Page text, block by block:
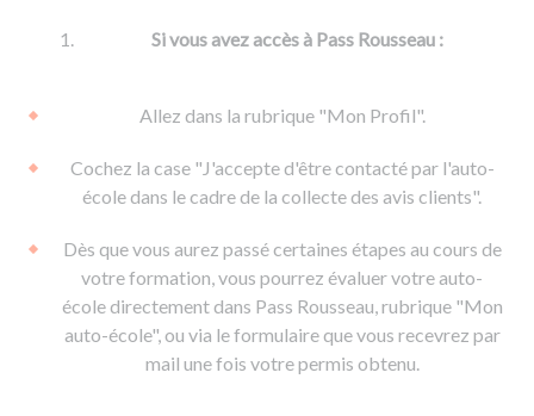
Passer l'ETM
Permis voiture
Permis remorque
Permis & handicap
d'apprentissage
De la conduite en voiture
De la conduite à moto
Voir tous les supports
Formations pro.
Permis poids lourd
Formation FCO
Formation CACES
Devenir enseignant de la conduite
Ressources
Si vous avez accès à Pass Rousseau :
Allez dans la rubrique "Mon Profil".
Cochez la case "J'accepte d'être contacté par l'auto-
école dans le cadre de la collecte des avis clients".
Dès que vous aurez passé certaines étapes au cours de
votre formation, vous pourrez évaluer votre auto-
école directement dans Pass Rousseau, rubrique "Mon
auto-école", ou via le formulaire que vous recevrez par
mail une fois votre permis obtenu.